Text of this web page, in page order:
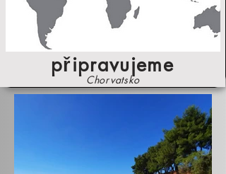
připravujeme
Chorvatsko